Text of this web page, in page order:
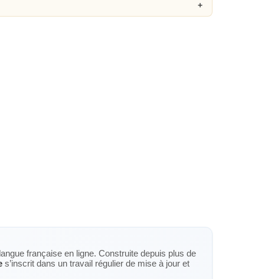
française en ligne. Construite depuis plus de
s’inscrit dans un travail régulier de mise à jour et